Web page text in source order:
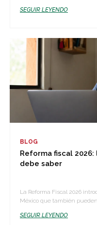
SEGUIR LEYENDO
BLOG
Reforma fiscal
debe saber
La Reforma Fiscal 2026
México que también pueden...
SEGUIR LEYENDO